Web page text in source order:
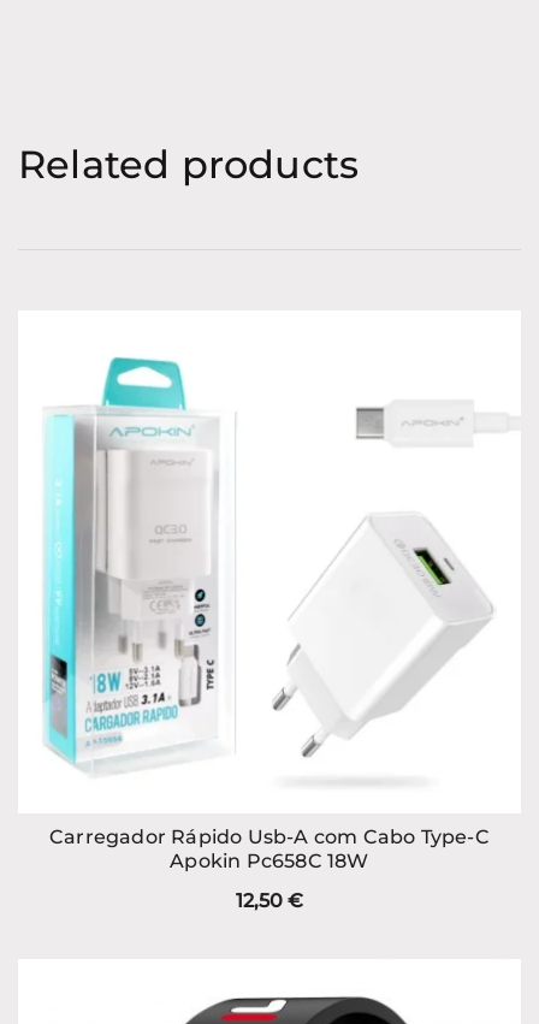
Related products
Carregador Rápido Usb-A com Cabo Type-C
Apokin Pc658C 18W
12,50 €